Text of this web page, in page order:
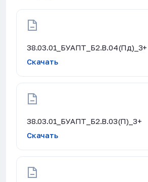
38.03.01_БУАПТ_Б2.В.04(Пд)_3+
Скачать
38.03.01_БУАПТ_Б2.В.03(П)_3+
Скачать